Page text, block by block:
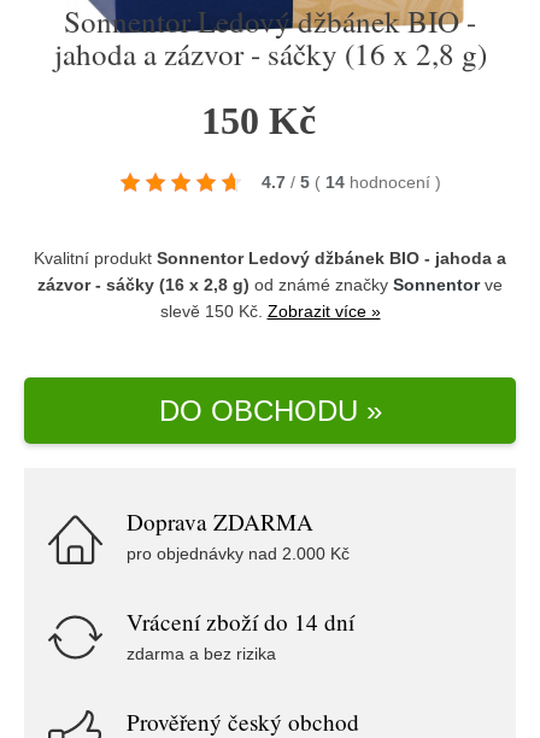
Sonnentor Ledový džbánek BIO -
jahoda a zázvor - sáčky (16 x 2,8 g)
150 Kč
4.7 / 5 ( 14 hodnocení )
Kvalitní produkt Sonnentor Ledový džbánek BIO - jahoda a
zázvor - sáčky (16 x 2,8 g) od známé značky Sonnentorve
slevě 150 Kč. Zobrazit více »
DO OBCHODU »
Doprava ZDARMA
pro objednávky nad 2.000 Kč
Vrácení zboží do 14 dní
zdarma a bez rizika
Prověřený český obchod